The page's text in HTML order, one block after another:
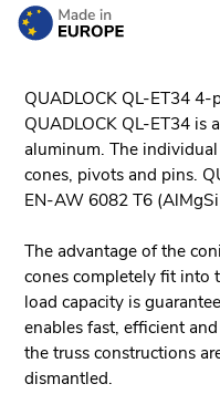
QUADLOCK QL-ET34
QUADLOCK QL-ET34 is
aluminum. The
cones, pivots and pins.
EN-AW 6082 T6
The advantage of the
cones completely fit into
load capacity is
enables fast, efficient
the truss constructions
dismantled.